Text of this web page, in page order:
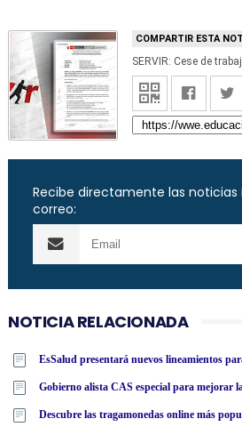
COMPARTIR ESTA
Recibe directamente las noticias
correo:
NOTICIA RELACIONADA
EsSalud presentará nuevos lineamientos
Descubre las tragamonedas online más